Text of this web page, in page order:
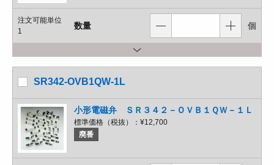
注文可能単位
1
数量 個
SR342-OVB1QW-1L
小形電磁弁 ＳＲ３４２－ＯＶＢ１ＱＷ－１Ｌ
標準価格（税抜）： ¥12,700
廃番